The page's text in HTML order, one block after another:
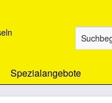
Spezialangebote